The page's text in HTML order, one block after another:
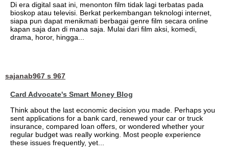
Di era digital saat ini, menonton film tidak lagi terbatas pada
bioskop atau televisi. Berkat perkembangan teknologi internet,
siapa pun dapat menikmati berbagai genre film secara online
kapan saja dan di mana saja. Mulai dari film aksi, komedi,
drama, horor, hingga...
sajanab967 s 967
Card Advocate's Smart Money Blog
Think about the last economic decision you made. Perhaps you
sent applications for a bank card, renewed your car or truck
insurance, compared loan offers, or wondered whether your
regular budget was really working. Most people experience
these issues frequently, yet...